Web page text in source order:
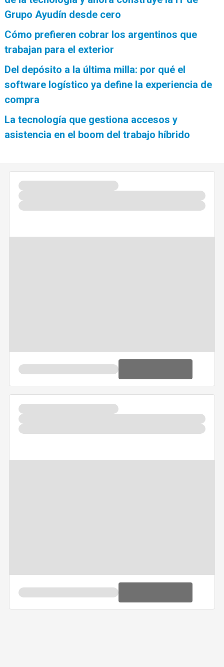
Grupo Ayudín desde cero
Cómo prefieren cobrar los argentinos que
trabajan para el exterior
Del depósito a la última milla: por qué el
software logístico ya define la experiencia de
compra
La tecnología que gestiona accesos y
asistencia en el boom del trabajo híbrido